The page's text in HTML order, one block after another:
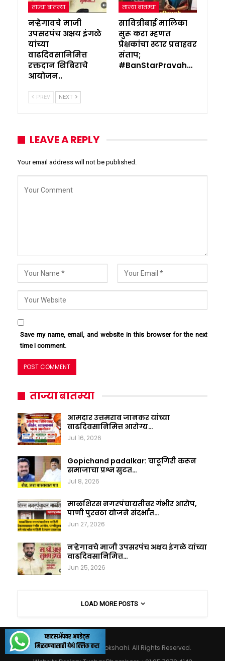
ताज्या बातम्या
नऱ्हेगावचे माजी
उपसरपंच अक्षय इंगळे
यांच्या
वाढदिवसानिमित्त
रक्तदान शिबिराचे
आयोजन..
ताज्या बातम्या
सावित्रीबाई मालिका
सुरू करा म्हणत
प्रेक्षकांचा स्टार प्रवाहवर
संताप;
#BanStarPravah…
PREV NEXT
LEAVE A REPLY
Your email address will not be published.
Save my name, email, and website in this browser for the next
time I comment.
ताज्या बातम्या
आमदार उत्तमराव जानकर यांच्या
वाढदिवसानिमित्त आरोग्य…
Jul 16, 2026
Gopichand padalkar: चाटूगिरी करून
समाजाचा प्रश्न सुटत…
Jul 8, 2026
माळशिरस नगरपंचायतीवर गंभीर आरोप,
पाणी पुरवठा योजने संदर्भात…
Jun 27, 2026
नऱ्हेगावचे माजी उपसरपंच अक्षय इंगळे यांच्या
वाढदिवसानिमित्त…
Jun 25, 2026
LOAD MORE POSTS
© 2026 - Maharashtralokshahi. All Rights Reserved.